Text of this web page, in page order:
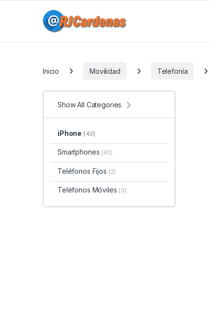
Inicio Movilidad Telefonía
Show All Categories
iPhone (43)
Smartphones (45)
Teléfonos Fijos (2)
Teléfonos Móviles (3)